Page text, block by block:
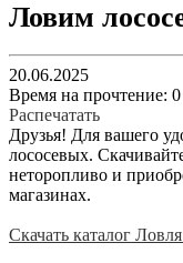
Ловим
20.06.2025
Время на прочтение:
Распечатать
Друзья! Для вашего
лососевых.
неторопливо и
магазинах.
Скачать каталог